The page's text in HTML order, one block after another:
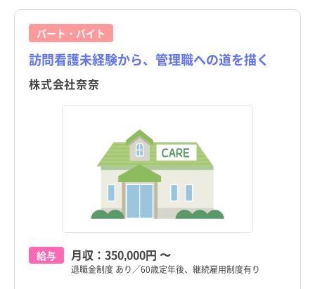
パート・バイト
訪問看護未経験から、管理職への道を描く
株式会社奈奈
給与 月収： 350,000円 〜
退職金制度 あり／60歳定年後、継続雇用制度有り